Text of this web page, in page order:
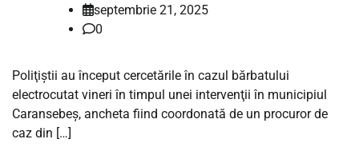
septembrie 21, 2025
0
Poliţiştii au început cercetările în cazul bărbatului
electrocutat vineri în timpul unei intervenţii în municipiul
Caransebeş, ancheta fiind coordonată de un procuror de
caz din […]